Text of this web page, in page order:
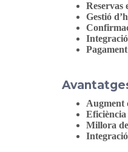
Reservas
Gestió
Augment
Millora